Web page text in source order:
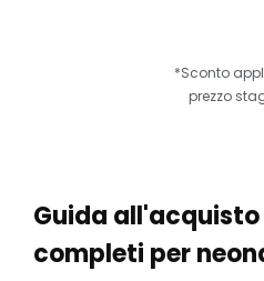
*Sconto
prezzo
Guida all'acquisto
completi per